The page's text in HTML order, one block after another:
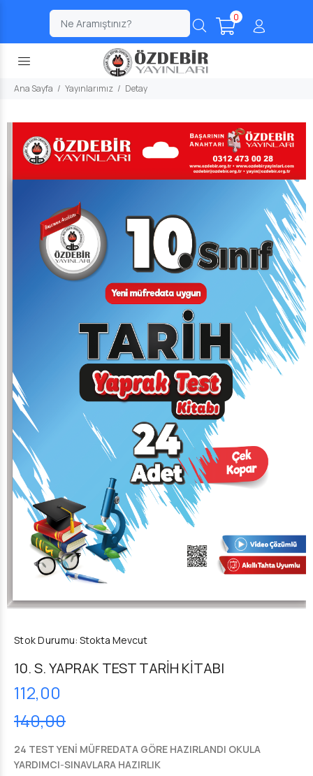
0;
Ana Sayfa Yayınlarımız Detay
Stok Durumu: Stokta Mevcut
10. S. YAPRAK TEST TARİH KİTABI
112,00
140,00
24 TEST YENİ MÜFREDATA GÖRE HAZIRLANDI OKULA
YARDIMCI-SINAVLARA HAZIRLIK